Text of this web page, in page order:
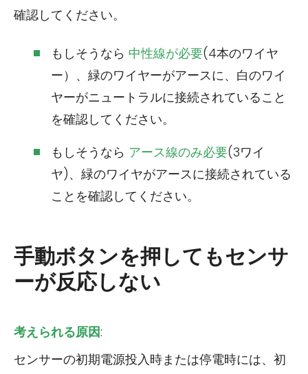
確認してください。
もしそうなら 中性線が必要(4本のワイヤ
ー）、緑のワイヤーがアースに、白のワイ
ヤーがニュートラルに接続されていること
を確認してください。
もしそうなら アース線のみ必要(3ワイ
ヤ)、緑のワイヤがアースに接続されている
ことを確認してください。
手動ボタンを押してもセンサ
ーが反応しない
考えられる原因:
センサーの初期電源投入時または停電時には、初